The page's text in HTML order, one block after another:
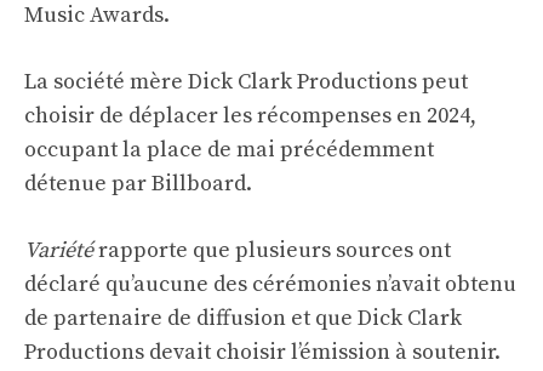
Music Awards.
La société mère Dick Clark Productions peut
choisir de déplacer les récompenses en 2024,
occupant la place de mai précédemment
détenue par Billboard.
Variétérapporte que plusieurs sources ont
déclaré qu’aucune des cérémonies n’avait obtenu
de partenaire de diffusion et que Dick Clark
Productions devait choisir l’émission à soutenir.